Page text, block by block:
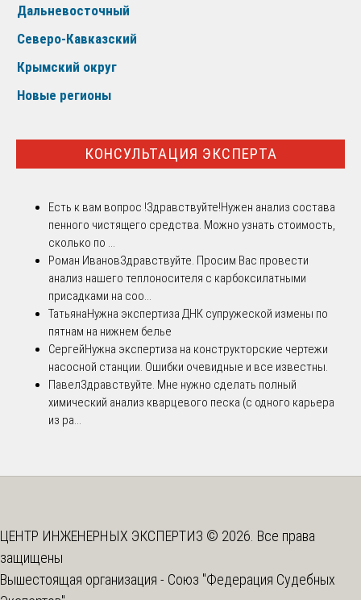
Дальневосточный
Северо-Кавказский
Крымский округ
Новые регионы
КОНСУЛЬТАЦИЯ ЭКСПЕРТА
Есть к вам вопрос !Здравствуйте!Нужен анализ состава
пенного чистящего средства. Можно узнать стоимость,
сколько по ...
Роман ИвановЗдравствуйте. Просим Вас провести
анализ нашего теплоносителя с карбоксилатными
присадками на соо...
ТатьянаНужна экспертиза ДНК супружеской измены по
пятнам на нижнем белье
СергейНужна экспертиза на конструкторские чертежи
насосной станции. Ошибки очевидные и все известны.
ПавелЗдравствуйте. Мне нужно сделать полный
химический анализ кварцевого песка (с одного карьера
из ра...
ЦЕНТР ИНЖЕНЕРНЫХ ЭКСПЕРТИЗ © 2026. Все права
защищены
Вышестоящая организация - Союз "Федерация Судебных